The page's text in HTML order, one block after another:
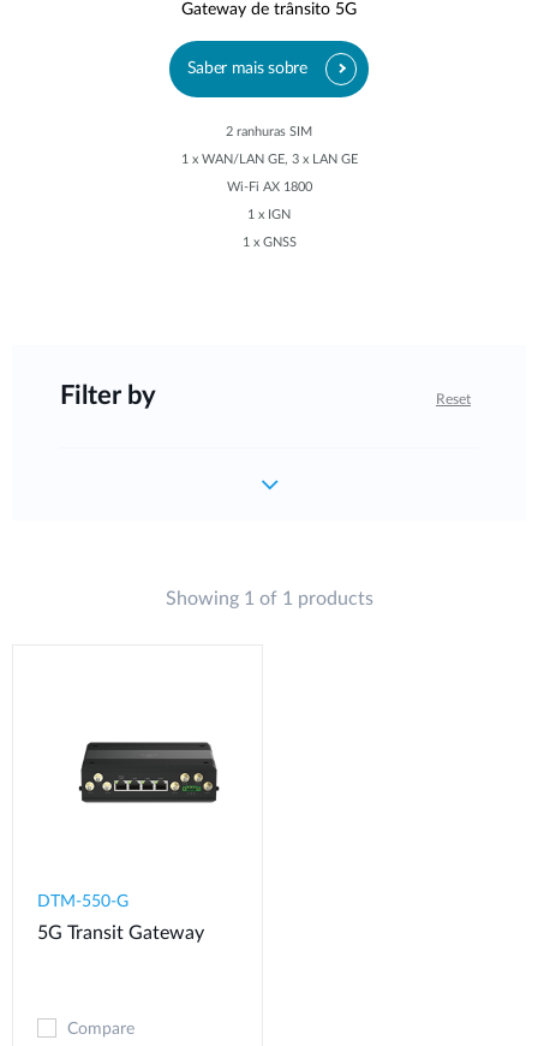
Gateway de trânsito 5G
Saber mais sobre
2 ranhuras SIM
1 x WAN/LAN GE, 3 x LAN GE
Wi-Fi AX 1800
1 x IGN
1 x GNSS
Filter by Reset
Showing 1 of 1 products
DTM-550-G​
5G Transit Gateway​
Compare